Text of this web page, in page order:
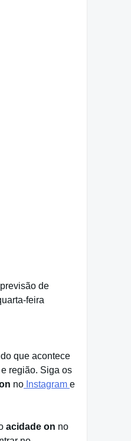
de
feira
que acontece
região. Siga os
no Instagram e
acidade on no